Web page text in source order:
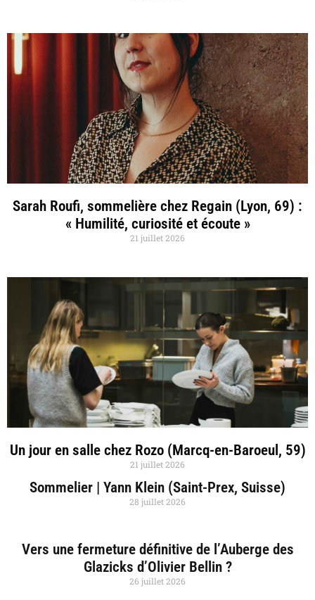
Sarah Roufi, sommelière chez Regain (Lyon, 69) :
« Humilité, curiosité et écoute »
21 juillet 2026
Un jour en salle chez Rozo (Marcq-en-Baroeul, 59)
21 juillet 2026
Sommelier | Yann Klein (Saint-Prex, Suisse)
28 juillet 2026
Vers une fermeture définitive de l’Auberge des
Glazicks d’Olivier Bellin ?
26 juillet 2026